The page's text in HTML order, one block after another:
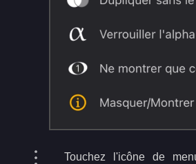
Touchez l'icône de